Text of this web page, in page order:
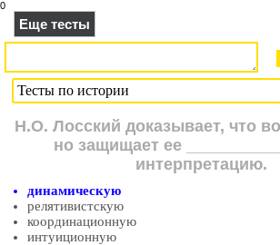
0
Еще тесты
Н.О. Лосский доказывает, что
но защищает ее
интерпретацию.
динамическую
релятивистскую
координационную
интуиционную